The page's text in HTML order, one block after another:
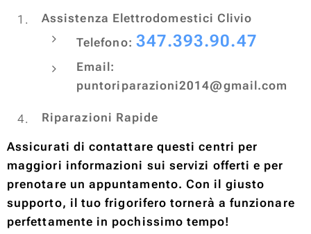
Assistenza Elettrodomestici Clivio
Telefono: 347.393.90.47
Email:
puntoriparazioni2014@gmail.com
Riparazioni Rapide
Assicurati di contattare questi centri per
maggiori informazioni sui servizi offerti e per
prenotare un appuntamento. Con il giusto
supporto, il tuo frigorifero tornerà a funzionare
perfettamente in pochissimo tempo!